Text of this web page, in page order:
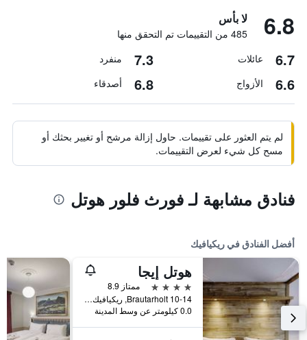
6.8 لا بأس
485 من التقييمات تم التحقق منها
6.7 عائلات 7.3 منفرد
6.6 الأزواج 6.8 أصدقاء
لم يتم العثور على تقييمات. حاول إزالة مرشح أو تغيير بحثك أو
مسح كل شيء لعرض التقييمات.
فنادق مشابهة لـ فورث فلور هوتل
أفضل الفنادق في ريكيافيك
هوتل إيجا
4 نجوم
ممتاز 8.9
Brautarholt 10-14, ريكيافيك, أيسلندا
0.0 كيلومتر عن وسط المدينة